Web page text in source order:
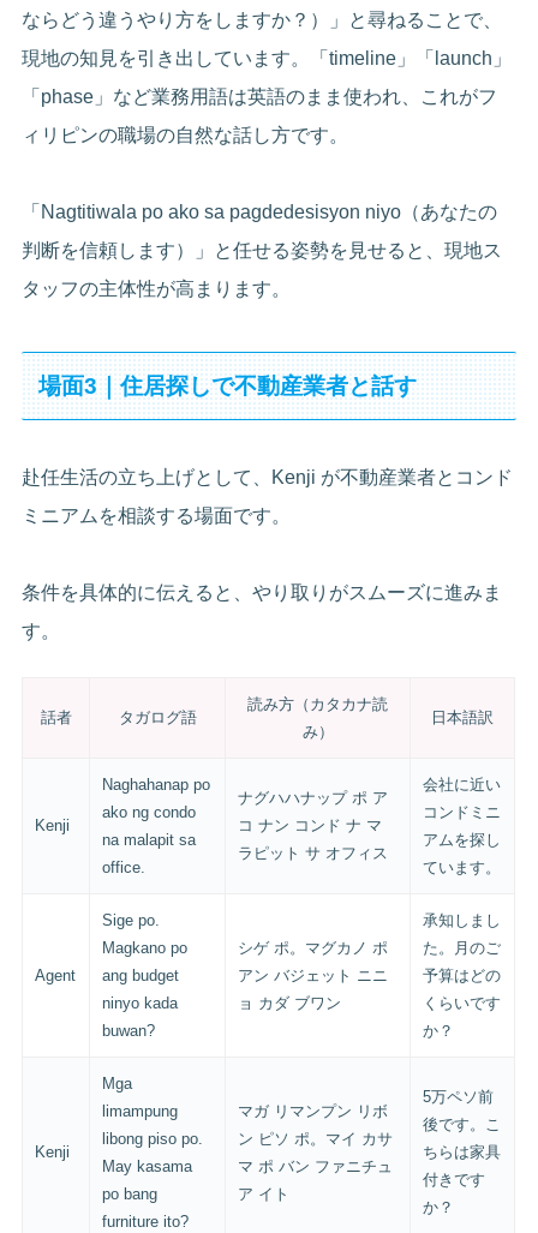
ならどう違うやり方をしますか？）」と尋ねることで、
現地の知見を引き出しています。「timeline」「launch」
「phase」など業務用語は英語のまま使われ、これがフ
ィリピンの職場の自然な話し方です。
「Nagtitiwala po ako sa pagdedesisyon niyo（あなたの
判断を信頼します）」と任せる姿勢を見せると、現地ス
タッフの主体性が高まります。
場面3｜住居探しで不動産業者と話す
赴任生活の立ち上げとして、Kenji が不動産業者とコンド
ミニアムを相談する場面です。
条件を具体的に伝えると、やり取りがスムーズに進みま
す。
話者 タガログ語
読み方（カタカナ読
み）
日本語訳
Kenji
Naghahanap po
ako ng condo
na malapit sa
office.
ナグハハナップ ポ ア
コ ナン コンド ナ マ
ラピット サ オフィス
会社に近い
コンドミニ
アムを探し
ています。
Agent
Sige po.
Magkano po
ang budget
ninyo kada
buwan?
シゲ ポ。マグカノ ポ
アン バジェット ニニ
ョ カダ ブワン
承知しまし
た。月のご
予算はどの
くらいです
か？
Kenji
Mga
limampung
libong piso po.
May kasama
po bang
furniture ito?
マガ リマンプン リボ
ン ピソ ポ。マイ カサ
マ ポ バン ファニチュ
ア イト
5万ペソ前
後です。こ
ちらは家具
付きです
か？